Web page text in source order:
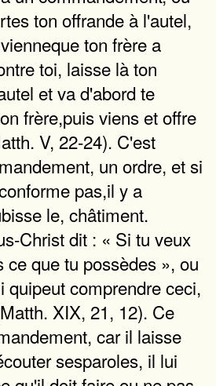
ton offrande à l'autel,
ton frère a
toi, laisse là ton
et va d'abord te
frère,puis viens et offre
V, 22-24). C'est
un ordre, et si
pas,il y a
le, châtiment.
Christ dit : « Si tu veux
ce que tu possèdes », ou
quipeut comprendre ceci,
XIX, 21, 12). Ce
car il laisse
sesparoles, il lui